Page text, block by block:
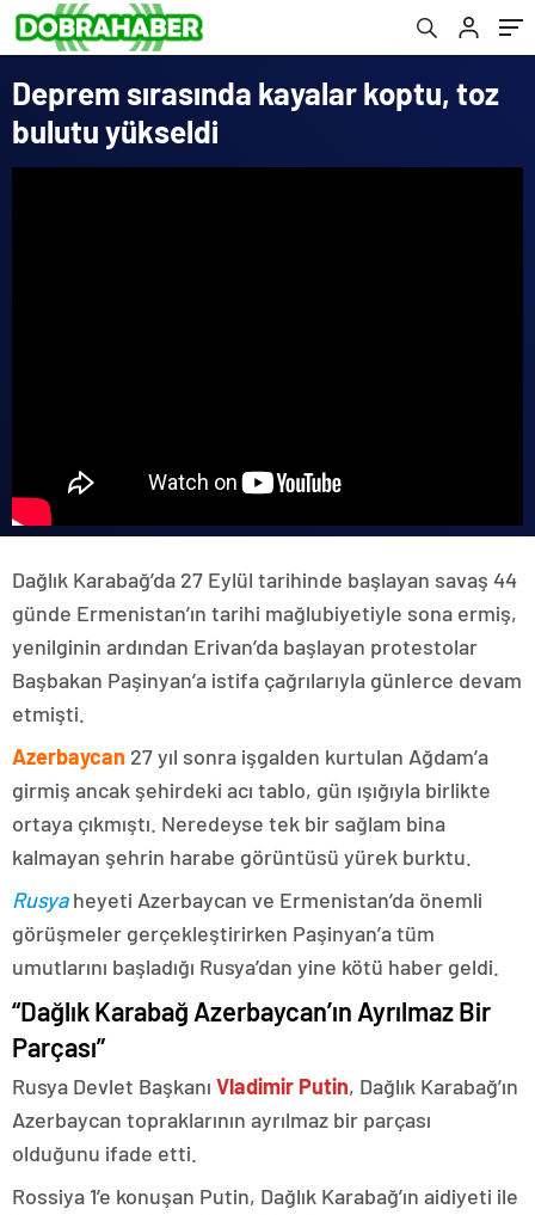
Deprem sırasında kayalar koptu, toz
bulutu yükseldi
Dağlık Karabağ’da 27 Eylül tarihinde başlayan savaş 44
günde Ermenistan’ın tarihi mağlubiyetiyle sona ermiş,
yenilginin ardından Erivan’da başlayan protestolar
Başbakan Paşinyan’a istifa çağrılarıyla günlerce devam
etmişti.
Azerbaycan 27 yıl sonra işgalden kurtulan Ağdam’a
girmiş ancak şehirdeki acı tablo, gün ışığıyla birlikte
ortaya çıkmıştı. Neredeyse tek bir sağlam bina
kalmayan şehrin harabe görüntüsü yürek burktu.
Rusyaheyeti Azerbaycan ve Ermenistan’da önemli
görüşmeler gerçekleştirirken Paşinyan’a tüm
umutlarını başladığı Rusya’dan yine kötü haber geldi.
“Dağlık Karabağ Azerbaycan’ın Ayrılmaz Bir
Parçası”
Rusya Devlet Başkanı Vladimir Putin, Dağlık Karabağ’ın
Azerbaycan topraklarının ayrılmaz bir parçası
olduğunu ifade etti.
Rossiya 1’e konuşan Putin, Dağlık Karabağ’ın aidiyeti ile